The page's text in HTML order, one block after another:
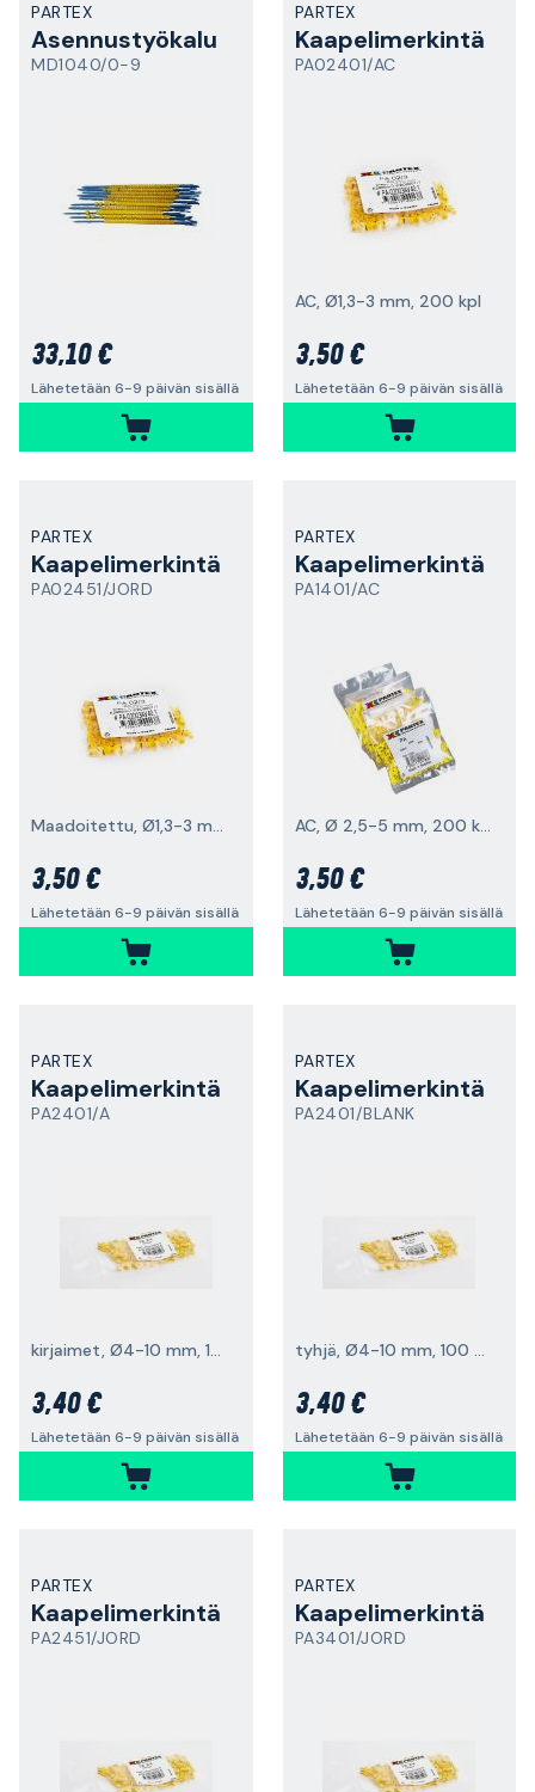
PARTEX
Asennustyökalu
MD1040/0-9
33,10 €
Lähetetään 6-9 päivän sisällä
PARTEX
Kaapelimerkintä
PA02401/AC
AC, Ø1,3-3 mm, 200 kpl
3,50 €
Lähetetään 6-9 päivän sisällä
PARTEX
Kaapelimerkintä
PA02451/JORD
Maadoitettu, Ø1,3-3 mm, 200 kpl
3,50 €
Lähetetään 6-9 päivän sisällä
PARTEX
Kaapelimerkintä
PA1401/AC
AC, Ø 2,5-5 mm, 200 kpl
3,50 €
Lähetetään 6-9 päivän sisällä
PARTEX
Kaapelimerkintä
PA2401/A
kirjaimet, Ø4-10 mm, 100 kpl
3,40 €
Lähetetään 6-9 päivän sisällä
PARTEX
Kaapelimerkintä
PA2401/BLANK
tyhjä, Ø4-10 mm, 100 kpl
3,40 €
Lähetetään 6-9 päivän sisällä
PARTEX
Kaapelimerkintä
PA2451/JORD
PARTEX
Kaapelimerkintä
PA3401/JORD